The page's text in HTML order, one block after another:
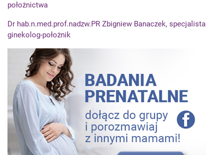
położnictwa
Dr hab.n.med.prof.nadzw.PR Zbigniew Banaczek, specjalista
ginekolog-położnik